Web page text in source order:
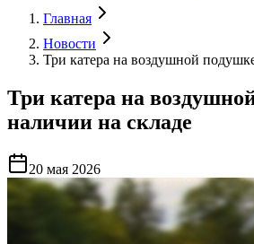
Главная
Новости
Три катера на воздушной
Три катера на
наличии на складе
20 мая 2026